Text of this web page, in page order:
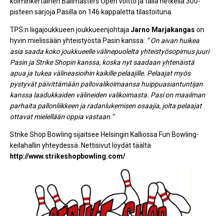
pisteen sarjoja Pasilla on 146 kappaletta tilastoituna.
TPS:n liigajoukkueen joukkueenjohtaja Jarno Marjakangas on
hyvin mielissään yhteistyöstä Pasin kanssa: ” On aivan huikea
asia saada koko joukkueelle välinepuolelta yhteistyösopimus juuri
Pasin ja Strike Shopin kanssa, koska nyt saadaan yhtenäistä
apua ja tukea välineasioihin kaikille pelaajille. Pelaajat myös
pystyvät päivittämään pallovalikoimaansa huippuasiantuntijan
kanssa laadukkaiden välineiden valikoimasta. Pasi on maailman
parhaita pallonliikkeen ja radanlukemisen osaajia, jolta pelaajat
ottavat mielellään oppia vastaan.”
Strike Shop Bowling sijaitsee Helsingin Kalliossa Fun Bowling-
keilahallin yhteydessä. Nettisivut löydät täältä
http://www.strikeshopbowling.com/